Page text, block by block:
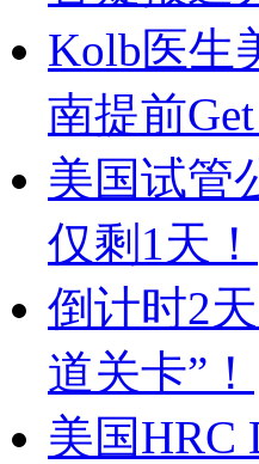
Kolb医生
南提前Get
美国试管
仅剩1天！
倒计时2
道关卡”！
美国HRC